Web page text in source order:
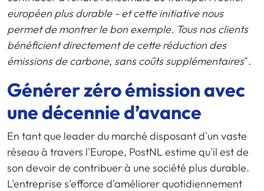
européen plus durable - et cette initiative nous
permet de montrer le bon exemple. Tous nos clients
bénéficient directement de cette réduction des
émissions de carbone, sans coûts supplémentaires".
Générerzéroémission avec
unedécennied’avance
En tant que leader du marché disposant d'un vaste
réseau à travers l'Europe, PostNL estime qu'il est de
son devoir de contribuer à une société plus durable.
L'entreprise s'efforce d'améliorer quotidiennement